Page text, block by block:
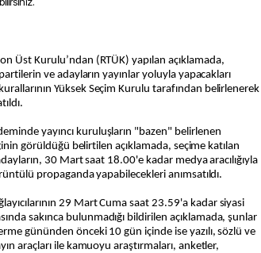
Üst Kurulu’ndan (RTÜK) yapılan açıklamada,
ve adayların yayınlar yoluyla yapacakları
Yüksek Seçim Kurulu tarafından belirlenerek
yayıncı kuruluşların "bazen" belirlenen
görüldüğü belirtilen açıklamada, seçime katılan
30 Mart saat 18.00'e kadar medya aracılığıyla
propaganda yapabilecekleri anımsatıldı.
29 Mart Cuma saat 23.59'a kadar siyasi
sakınca bulunmadığı bildirilen açıklamada, şunlar
gününden önceki 10 gün içinde ise yazılı, sözlü ve
araçları ile kamuoyu araştırmaları, anketler,